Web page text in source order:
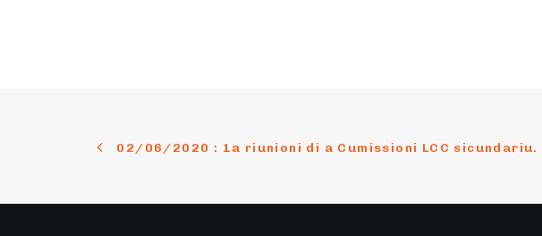
02/06/2020 : 1a riunioni di a Cumissioni LCC sicundariu.